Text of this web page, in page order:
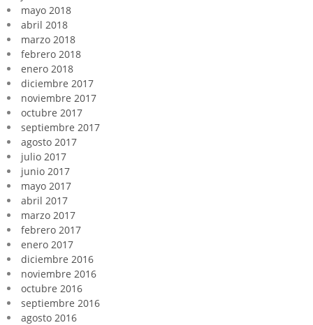
mayo 2018
abril 2018
marzo 2018
febrero 2018
enero 2018
diciembre 2017
noviembre 2017
octubre 2017
septiembre 2017
agosto 2017
julio 2017
junio 2017
mayo 2017
abril 2017
marzo 2017
febrero 2017
enero 2017
diciembre 2016
noviembre 2016
octubre 2016
septiembre 2016
agosto 2016